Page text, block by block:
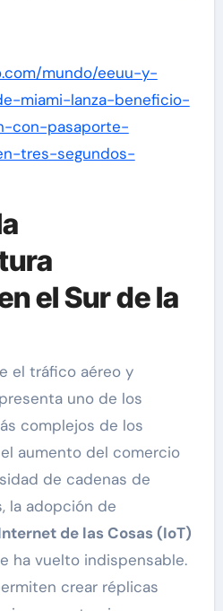
mundo/eeuu-y-
miami-lanza-beneficio-
con-pasaporte-
tres-segundos-
el Sur de la
el tráfico aéreo y
uno de los
complejos de los
aumento del comercio
de cadenas de
la adopción de
de las Cosas (IoT)
ha vuelto indispensable.
crear réplicas